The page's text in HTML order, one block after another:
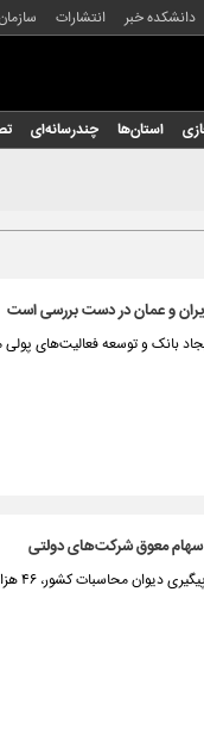
دانشکده خبر انتشارات
استان‌ها چندرسانه‌ای
و عمان در دست بررسی است
بانک و توسعه فعالیت‌های